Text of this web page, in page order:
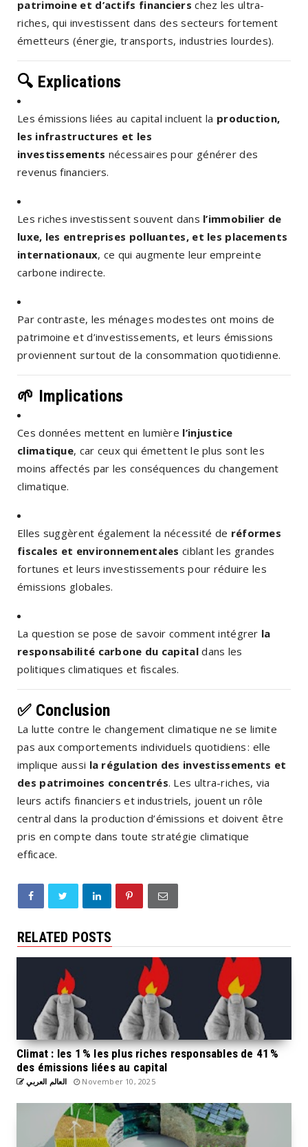
patrimoine et d’actifs financiers chez les ultra-
riches, qui investissent dans des secteurs fortement
émetteurs (énergie, transports, industries lourdes).
🔍 Explications
Les émissions liées au capital incluent la production,
les infrastructures et les
investissements nécessaires pour générer des
revenus financiers.
Les riches investissent souvent dans l’immobilier de
luxe, les entreprises polluantes, et les placements
internationaux, ce qui augmente leur empreinte
carbone indirecte.
Par contraste, les ménages modestes ont moins de
patrimoine et d’investissements, et leurs émissions
proviennent surtout de la consommation quotidienne.
🌱 Implications
Ces données mettent en lumière l’injustice
climatique, car ceux qui émettent le plus sont les
moins affectés par les conséquences du changement
climatique.
Elles suggèrent également la nécessité de réformes
fiscales et environnementales ciblant les grandes
fortunes et leurs investissements pour réduire les
émissions globales.
La question se pose de savoir comment intégrer la
responsabilité carbone du capitaldans les
politiques climatiques et fiscales.
✅ Conclusion
La lutte contre le changement climatique ne se limite
pas aux comportements individuels quotidiens : elle
implique aussi la régulation des investissements et
des patrimoines concentrés. Les ultra-riches, via
leurs actifs financiers et industriels, jouent un rôle
central dans la production d’émissions et doivent être
pris en compte dans toute stratégie climatique
efficace.
RELATED POSTS
Climat : les 1 % les plus riches responsables de 41 %
des émissions liées au capital
العالم العربي November 10, 2025